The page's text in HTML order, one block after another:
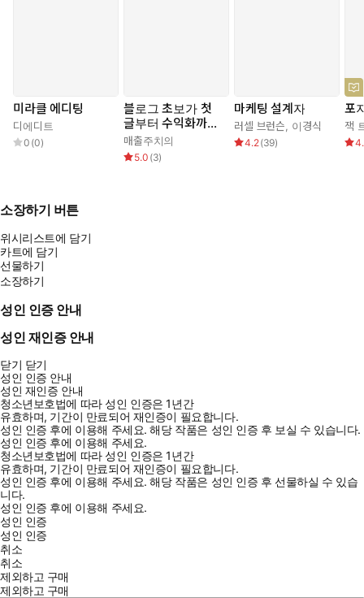
만약 그 방향이 마음에 들지 않는다면, 이 책이 다른 길을 보여줄 것
읽는 데 반나절이면 충분하다. 실행하는 데는 오늘 저녁이면 충
분하다. 결과를 보는 데는, 그것은 당신에게 달려 있다.
미라클 에디팅
디에디트
0 (0)
블로그 초보가 첫
글부터 수익화까지
가는 법
매출주치의
5.0 (3)
마케팅 설계자
러셀 브런슨, 이경식
4.2(39)
포
잭
소장하기 버튼
위시리스트에 담기
카트에 담기
선물하기
소장하기
성인 인증 안내
성인 재인증 안내
닫기 닫기
성인 인증 안내
성인 재인증 안내
청소년보호법에 따라 성인 인증은 1년간
유효하며, 기간이 만료되어 재인증이 필요합니다.
성인 인증 후에 이용해 주세요.해당 작품은 성인 인증 후 보실 수 있습니다.
성인 인증 후에 이용해 주세요.
청소년보호법에 따라 성인 인증은 1년간
유효하며, 기간이 만료되어 재인증이 필요합니다.
성인 인증 후에 이용해 주세요.해당 작품은 성인 인증 후 선물하실 수 있습
니다.
성인 인증 후에 이용해 주세요.
성인 인증
성인 인증
취소
취소
제외하고 구매
제외하고 구매